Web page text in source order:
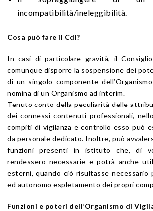
incompatibilità/ineleggibilità.
Cosa può fare il CdI?
In casi di particolare gravità, il
comunque disporre la sospensione dei
di un singolo componente
nomina di un Organismo ad interim.
Tenuto conto della peculiarità delle
dei connessi contenuti professionali,
compiti di vigilanza e controllo esso può
da personale dedicato. Inoltre, può
funzioni presenti in istituto che, di
rendessero necessarie e potrà anche
esterni, quando ciò risultasse necessario
ed autonomo espletamento dei propri
Funzioni e poteri dell’Organismo di